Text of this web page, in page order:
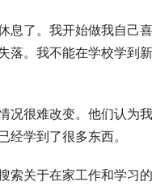
息了。我开始做我自己
落。我不能在学校学到
很难改变。他们认为
学到了很多东西。
索关于在家工作和学习